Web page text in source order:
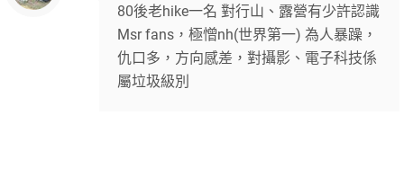
80後老hike一名 對行山、露營有少許認識
Msr fans，極憎nh(世界第一) 為人暴躁，
仇口多，方向感差，對攝影、電子科技係
屬垃圾級別